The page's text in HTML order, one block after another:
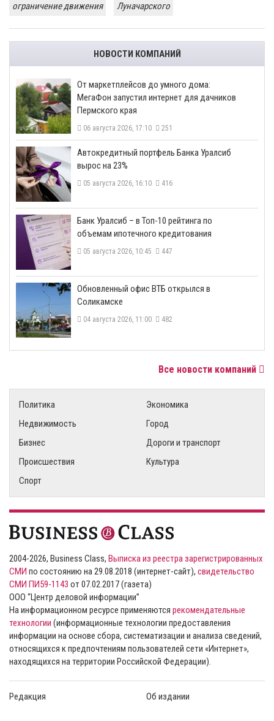
ограничение движения
Луначарского
НОВОСТИ КОМПАНИЙ
От маркетплейсов до умного дома:
МегаФон запустил интернет для дачников
Пермского края
06 августа 2026, 17:10 251
​Автокредитный портфель Банка Уралсиб
вырос на 23%
05 августа 2026, 16:10 416
​Банк Уралсиб – в Топ-10 рейтинга по
объемам ипотечного кредитования
05 августа 2026, 10:45 447
​Обновленный офис ВТБ открылся в
Соликамске
04 августа 2026, 11:00 482
Все новости компаний
Политика
Экономика
Недвижимость
Город
Бизнес
Дороги и транспорт
Происшествия
Культура
Спорт
2004-2026, Business Class, Выписка из реестра зарегистрированных
СМИ по состоянию на 29.08.2018 (интернет-сайт), свидетельство
СМИ ПИ59-1143 от 07.02.2017 (газета)
ООО “Центр деловой информации”
На информационном ресурсе применяются рекомендательные
технологии (информационные технологии предоставления
информации на основе сбора, систематизации и анализа сведений,
относящихся к предпочтениям пользователей сети «Интернет»,
находящихся на территории Российской Федерации).
Редакция Об издании